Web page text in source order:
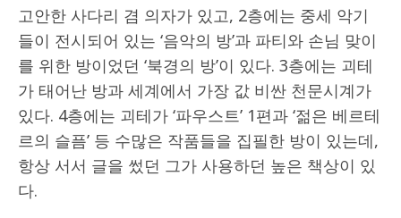
고안한 사다리 겸 의자가 있고, 2층에는 중세 악기
들이 전시되어 있는 ‘음악의 방’과 파티와 손님 맞이
를 위한 방이었던 ‘북경의 방’이 있다. 3층에는 괴테
가 태어난 방과 세계에서 가장 값 비싼 천문시계가
있다. 4층에는 괴테가 ‘파우스트’ 1편과 ‘젊은 베르테
르의 슬픔’ 등 수많은 작품들을 집필한 방이 있는데,
항상 서서 글을 썼던 그가 사용하던 높은 책상이 있
다.